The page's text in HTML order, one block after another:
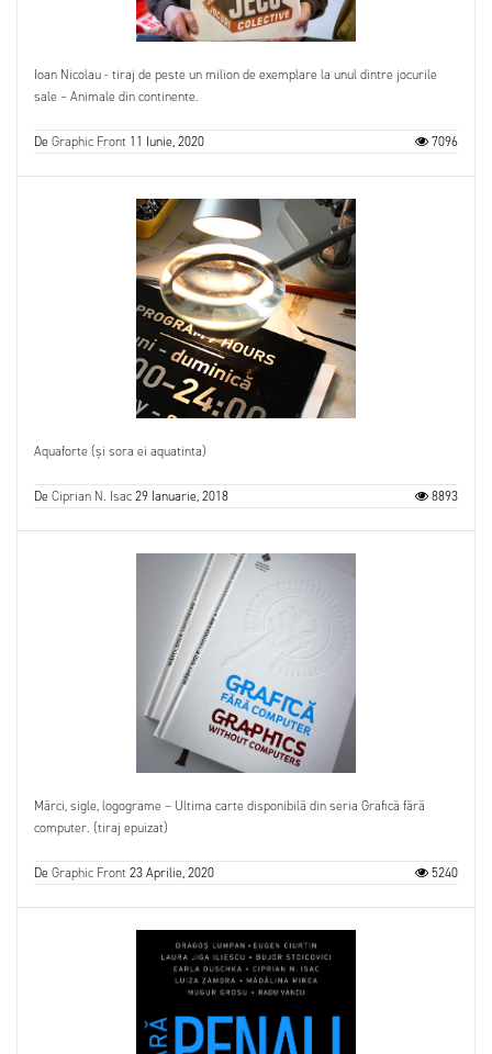
Ioan Nicolau - tiraj de peste un milion de exemplare la unul dintre jocurile
sale – Animale din continente.
DeGraphic Front 11 Iunie, 2020 7096
Aquaforte (și sora ei aquatinta)
DeCiprian N. Isac29 Ianuarie, 2018 8893
Mărci, sigle, logograme – Ultima carte disponibilă din seria Grafică fără
computer. (tiraj epuizat)
DeGraphic Front23 Aprilie, 2020 5240